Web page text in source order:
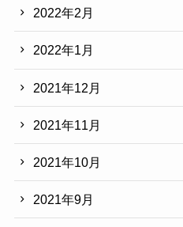
2022年2月
2022年1月
2021年12月
2021年11月
2021年10月
2021年9月